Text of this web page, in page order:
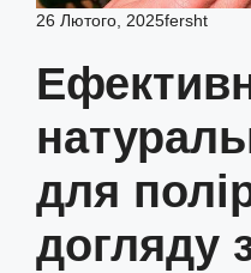
26 Лютого, 2025fersht
для
догляду